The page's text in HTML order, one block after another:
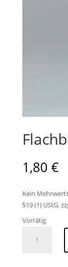
1,80 €
Kein
§19 (1) UStG.
Vorrätig